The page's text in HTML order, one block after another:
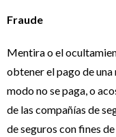
Fraude
Mentira o el
obtener el pago de
modo no se paga, o
de las compañías de
de seguros con fines